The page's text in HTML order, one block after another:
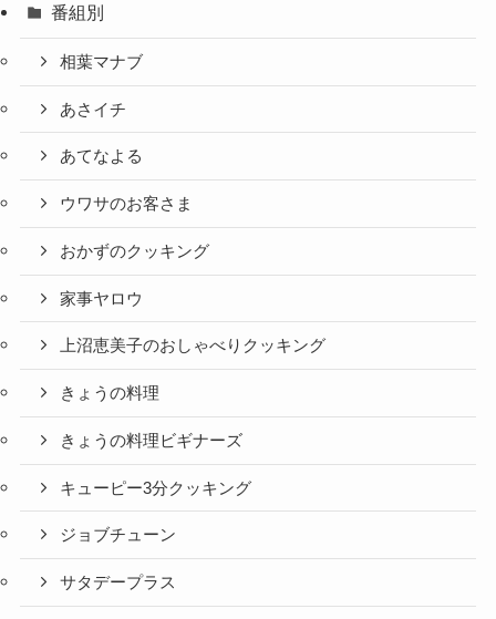
番組別
相葉マナブ
あさイチ
あてなよる
ウワサのお客さま
おかずのクッキング
家事ヤロウ
上沼恵美子のおしゃべりクッキング
きょうの料理
きょうの料理ビギナーズ
キューピー3分クッキング
ジョブチューン
サタデープラス